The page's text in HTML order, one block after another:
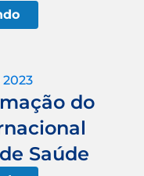
2023
do
Saúde